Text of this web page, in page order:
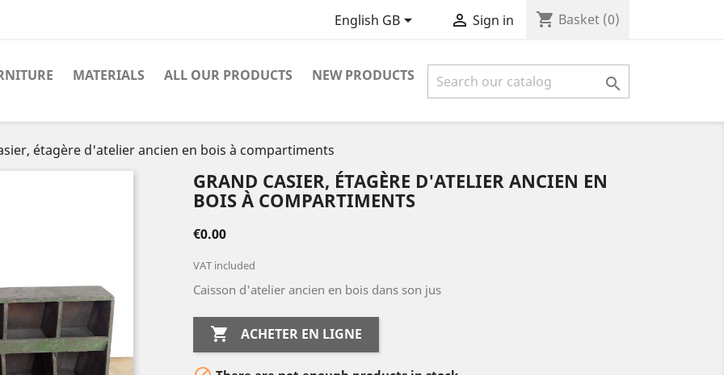
English GB  Sign in shopping_cart Basket (0)
MATERIALS ALL OUR PRODUCTS NEW PRODUCTS 
étagère d'atelier ancien en bois à compartiments
GRAND CASIER, ÉTAGÈRE D'ATELIER ANCIEN EN
BOIS À COMPARTIMENTS
€0.00
VAT included
Caisson d'atelier ancien en bois dans son jus
 ACHETER EN LIGNE